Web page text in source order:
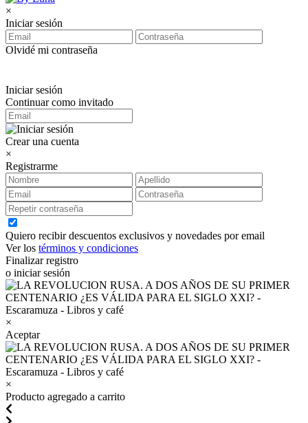
×
Iniciar sesión
Olvidé mi contraseña
Iniciar sesión
Continuar como invitado
Crear una cuenta
×
Registrarme
Quiero recibir descuentos exclusivos y novedades por email
Ver los términos y condiciones
Finalizar registro
o iniciar sesión
×
Aceptar
×
Producto agregado a carrito